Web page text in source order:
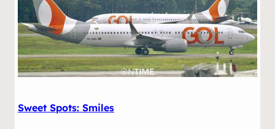
Sweet Spots: Smiles